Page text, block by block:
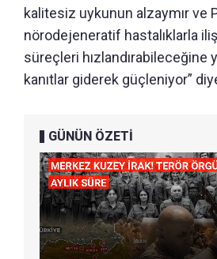
kalitesiz uykunun alzaymır ve
nörodejeneratif hastalıklarla
süreçleri hızlandırabileceğine
kanıtlar giderek güçleniyor”
GÜNÜN ÖZETİ